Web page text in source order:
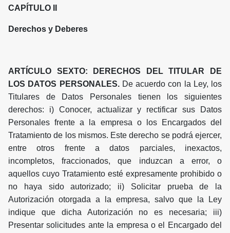
CAPÍTULO II
Derechos y Deberes
ARTÍCULO SEXTO: DERECHOS DEL TITULAR DE
LOS DATOS PERSONALES.De acuerdo con la Ley, los
Titulares de Datos Personales tienen los siguientes
derechos: i) Conocer, actualizar y rectificar sus Datos
Personales frente a la empresa o los Encargados del
Tratamiento de los mismos. Este derecho se podrá ejercer,
entre otros frente a datos parciales, inexactos,
incompletos, fraccionados, que induzcan a error, o
aquellos cuyo Tratamiento esté expresamente prohibido o
no haya sido autorizado; ii) Solicitar prueba de la
Autorización otorgada a la empresa, salvo que la Ley
indique que dicha Autorización no es necesaria; iii)
Presentar solicitudes ante la empresa o el Encargado del